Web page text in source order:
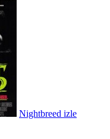
Nightbreed izle